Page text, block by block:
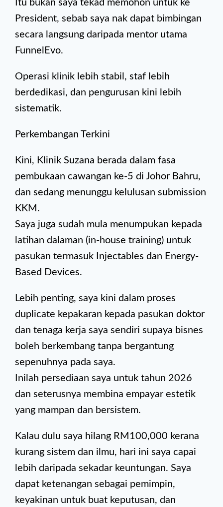
Itu bukan saya tekad memohon untuk ke
President, sebab saya nak dapat bimbingan
secara langsung daripada mentor utama
FunnelEvo.
Operasi klinik lebih stabil, staf lebih
berdedikasi, dan pengurusan kini lebih
sistematik.
Perkembangan Terkini
Kini, Klinik Suzana berada dalam fasa
pembukaan cawangan ke-5 di Johor Bahru,
dan sedang menunggu kelulusan submission
KKM.
Saya juga sudah mula menumpukan kepada
latihan dalaman (in-house training) untuk
pasukan termasuk Injectables dan Energy-
Based Devices.
Lebih penting, saya kini dalam proses
duplicate kepakaran kepada pasukan doktor
dan tenaga kerja saya sendiri supaya bisnes
boleh berkembang tanpa bergantung
sepenuhnya pada saya.
Inilah persediaan saya untuk tahun 2026
dan seterusnya membina empayar estetik
yang mampan dan bersistem.
Kalau dulu saya hilang RM100,000 kerana
kurang sistem dan ilmu, hari ini saya capai
lebih daripada sekadar keuntungan. Saya
dapat ketenangan sebagai pemimpin,
keyakinan untuk buat keputusan, dan